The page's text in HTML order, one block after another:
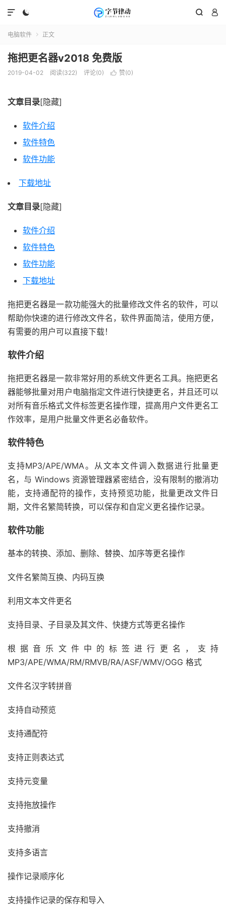
  

电脑软件  正文
拖把更名器v2018 免费版
2019-04-02 阅读(322) 评论(0)  赞(0)
文章目录[隐藏]
软件介绍
软件特色
软件功能
下载地址
文章目录[隐藏]
软件介绍
软件特色
软件功能
下载地址
拖把更名器是一款功能强大的批量修改文件名的软件，可以
帮助你快速的进行修改文件名，软件界面简洁，使用方便，
有需要的用户可以直接下载！
软件介绍
拖把更名器是一款非常好用的系统文件更名工具。拖把更名
器能够批量对用户电脑指定文件进行快捷更名，并且还可以
对所有音乐格式文件标签更名操作理，提高用户文件更名工
作效率，是用户批量文件更名必备软件。
软件特色
支持MP3/APE/WMA。从文本文件调入数据进行批量更
名，与 Windows 资源管理器紧密结合，没有限制的撤消功
能，支持通配符的操作，支持预览功能，批量更改文件日
期，文件名繁简转换，可以保存和自定义更名操作记录。
软件功能
基本的转换、添加、删除、替换、加序等更名操作
文件名繁简互换、内码互换
利用文本文件更名
支持目录、子目录及其文件、快捷方式等更名操作
根据音乐文件中的标签进行更名，支持
MP3/APE/WMA/RM/RMVB/RA/ASF/WMV/OGG 格式
文件名汉字转拼音
支持自动预览
支持通配符
支持正则表达式
支持元变量
支持拖放操作
支持撤消
支持多语言
操作记录顺序化
支持操作记录的保存和导入